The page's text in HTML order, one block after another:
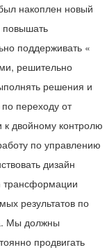
накоплен новый
повышать
поддерживать «
решительно
решения и
переходу от
к двойному контролю
по управлению
дизайн
трансформации
результатов по
Мы должны
продвигать